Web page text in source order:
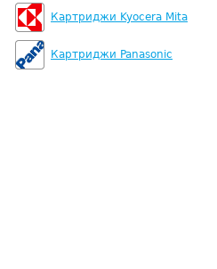
Картриджи Kyocera Mita
Картриджи Panasonic